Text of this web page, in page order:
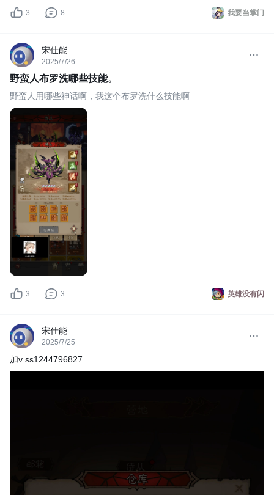
我要当掌门
3 8
宋仕能
2025/7/26
野蛮人布罗洗哪些技能。
野蛮人用哪些神话啊，我这个布罗洗什么技能啊
英雄没有闪
3 3
宋仕能
2025/7/25
加v ss1244796827